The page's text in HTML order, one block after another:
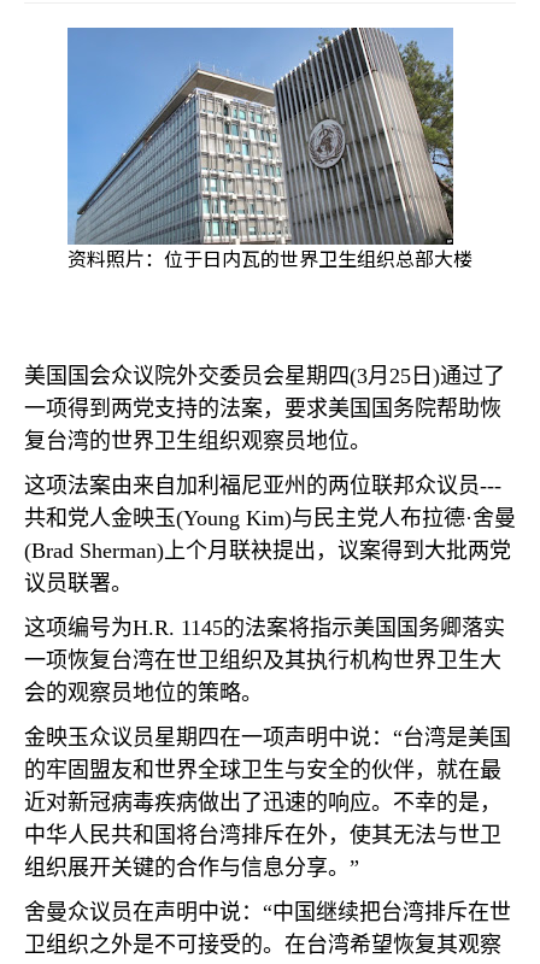
资料照片：位于日内瓦的世界卫生组织总部大楼
美国国会众议院外交委员会星期四(3月 25 日 )通过了
一项得到两党支持的法案，要求美国国务院帮助恢
复台湾的世界卫生组织观察员地位。
这项法案由来自加利福尼亚州的两位联邦众议员---
共和党人金映玉(Young Kim)与民主党人布拉德·舍曼
(Brad Sherman)上个月联袂提出，议案得到大批两党
议员联署。
这项编号为H.R. 1145的法案将指示美国国务卿落实
一项恢复台湾在世卫组织及其执行机构世界卫生大
会的观察员地位的策略。
金映玉众议员星期四在一项声明中说：“台湾是美国
的牢固盟友和世界全球卫生与安全的伙伴，就在最
近对新冠病毒疾病做出了迅速的响应。不幸的是，
中华人民共和国将台湾排斥在外，使其无法与世卫
组织展开关键的合作与信息分享。”
舍曼众议员在声明中说：“中国继续把台湾排斥在世
卫组织之外是不可接受的。在台湾希望恢复其观察